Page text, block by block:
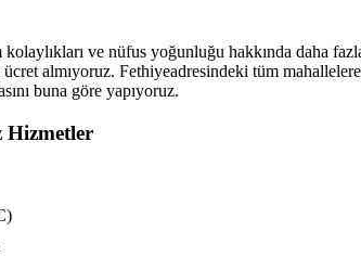
ve nüfus yoğunluğu hakkında daha
almıyoruz. Fethiyeadresindeki tüm
buna göre yapıyoruz.
Hizmetler